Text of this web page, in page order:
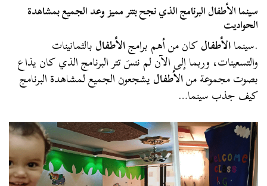
سينما الأطفال البرنامج الذي نجح بتتر مميز وعد الجميع بمشاهدة
الحواديت
.سينماالأطفالكان من أهم برامجالأطفالبالثمانينات
والتسعينات، وربما إلى الآن لم ننسَ تتر البرنامج الذي كان يذاع
بصوت مجموعة منالأطفاليشجعون الجميع لمشاهدة البرنامج
كيف جذب سينما…